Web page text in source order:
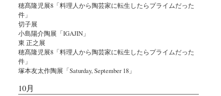
穂髙隆児展8「料理人から陶芸家に転生したらプライムだった
件」
切子展
小島陽介陶展「IGAJIN」
東 正之展
穂髙隆児展8「料理人から陶芸家に転生したらプライムだった
件」
塚本友太作陶展「Saturday, September 18」
10月